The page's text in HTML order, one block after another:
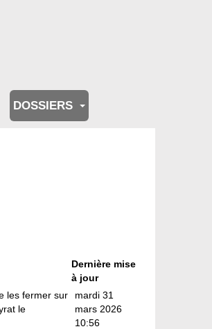
DOSSIERS
Dernière mise
à jour
les fermer sur
le
mardi 31
mars 2026
10:56